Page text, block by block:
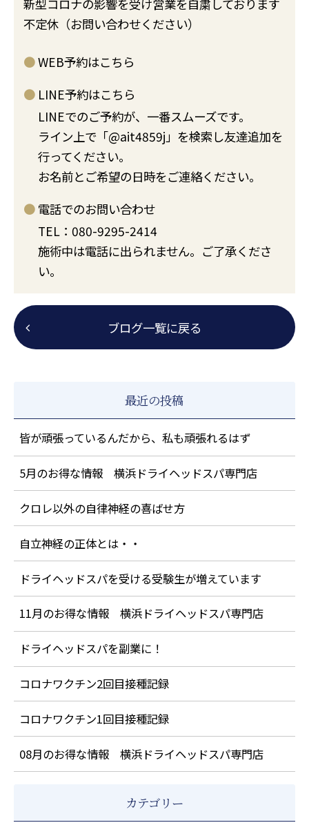
新型コロナの影響を受け営業を自粛しております
不定休（お問い合わせください）
WEB予約はこちら
LINE予約はこちら
LINEでのご予約が、一番スムーズです。
ライン上で「@ait4859j」を検索し友達追加を
行ってください。
お名前とご希望の日時をご連絡ください。
電話でのお問い合わせ
TEL：080-9295-2414
施術中は電話に出られません。ご了承くださ
い。
ブログ一覧に戻る
最近の投稿
皆が頑張っているんだから、私も頑張れるはず
5月のお得な情報 横浜ドライヘッドスパ専門店
クロレ以外の自律神経の喜ばせ方
自立神経の正体とは・・
ドライヘッドスパを受ける受験生が増えています
11月のお得な情報 横浜ドライヘッドスパ専門店
ドライヘッドスパを副業に！
コロナワクチン2回目接種記録
コロナワクチン1回目接種記録
08月のお得な情報 横浜ドライヘッドスパ専門店
カテゴリー